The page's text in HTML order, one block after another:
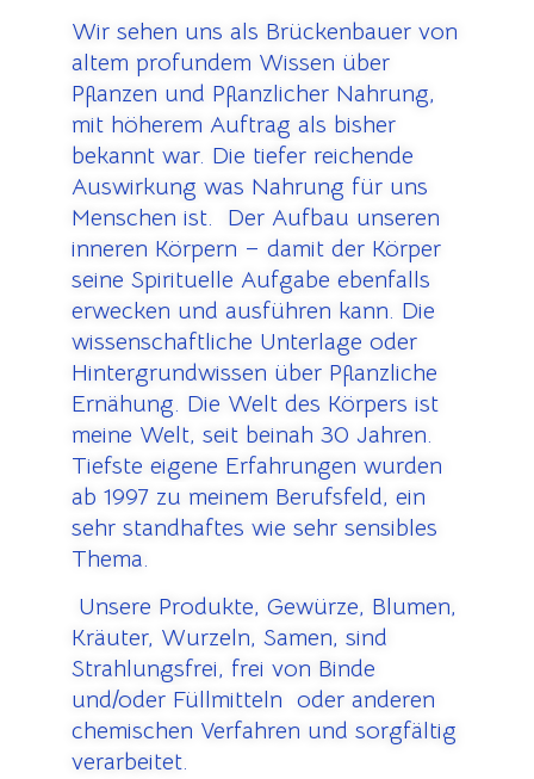
Wir sehen uns als Brückenbauer von
altem profundem Wissen über
Pflanzen und Pflanzlicher Nahrung,
mit höherem Auftrag als bisher
bekannt war. Die tiefer reichende
Auswirkung was Nahrung für uns
Menschen ist. Der Aufbau unseren
inneren Körpern – damit der Körper
seine Spirituelle Aufgabe ebenfalls
erwecken und ausführen kann. Die
wissenschaftliche Unterlage oder
Hintergrundwissen über Pflanzliche
Ernähung. Die Welt des Körpers ist
meine Welt, seit beinah 30 Jahren.
Tiefste eigene Erfahrungen wurden
ab 1997 zu meinem Berufsfeld, ein
sehr standhaftes wie sehr sensibles
Thema.
Unsere Produkte, Gewürze, Blumen,
Kräuter, Wurzeln, Samen, sind
Strahlungsfrei, frei von Binde
und/oder Füllmitteln oder anderen
chemischen Verfahren und sorgfältig
verarbeitet.